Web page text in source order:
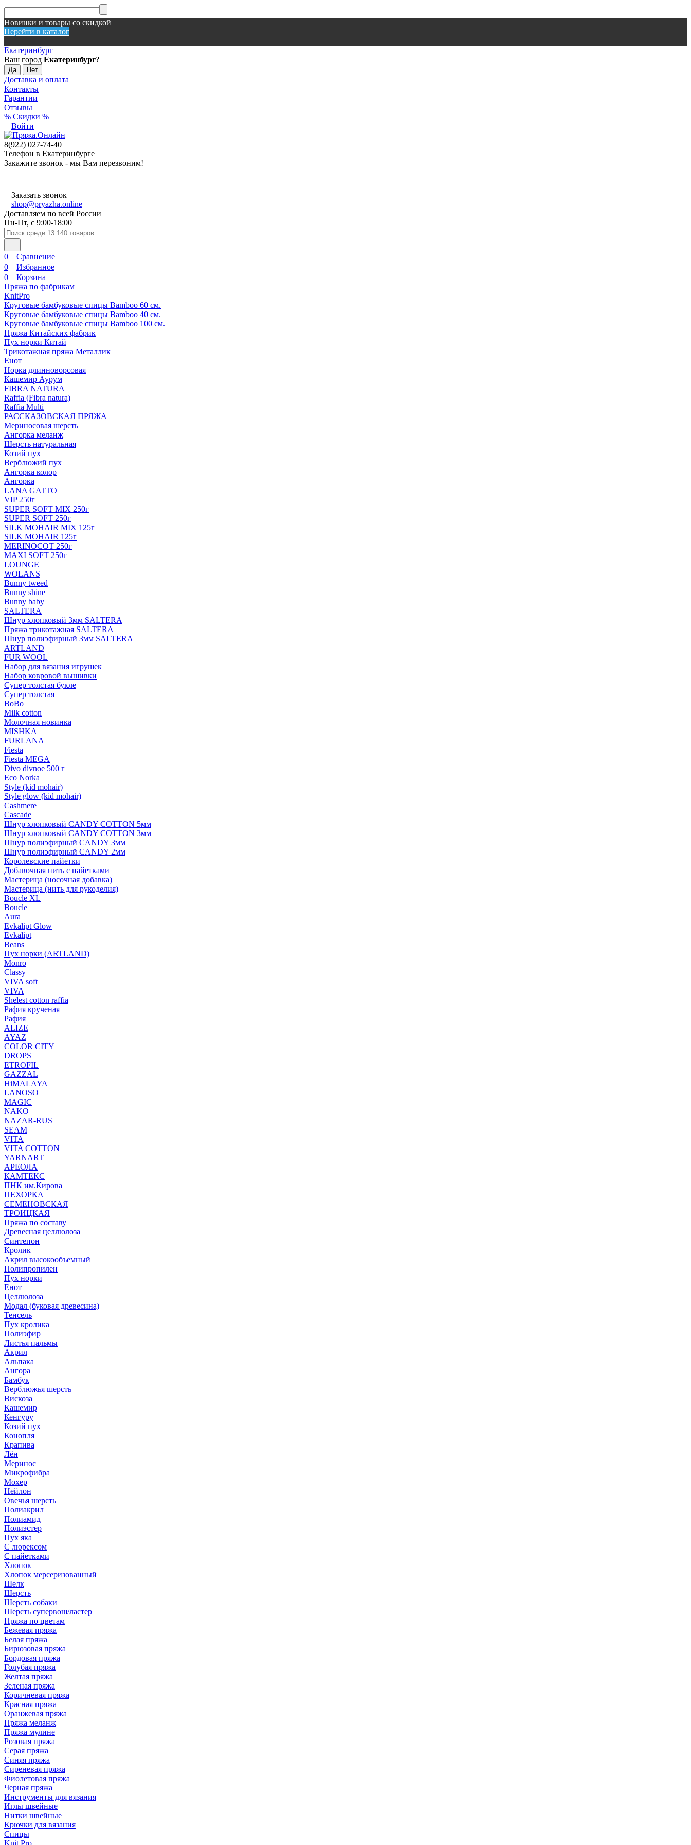
Новинки и товары со скидкой
Перейти в каталог
Екатеринбург
Ваш город Екатеринбург?
Доставка и оплата
Контакты
Гарантии
Отзывы
% Скидки %
Войти
8(922) 027-74-40
Телефон в Екатеринбурге
Закажите звонок - мы Вам перезвоним!
Заказать звонок
shop@pryazha.online
Доставляем по всей России
Пн-Пт, с 9:00-18:00
0
Сравнение
0
Избранное
0
Корзина
Пряжа по фабрикам
KnitPro
Круговые бамбуковые спицы Bamboo 60 см.
Круговые бамбуковые спицы Bamboo 40 см.
Круговые бамбуковые спицы Bamboo 100 см.
Пряжа Китайских фабрик
Пух норки Китай
Трикотажная пряжа Металлик
Енот
Норка длинноворсовая
Кашемир Аурум
FIBRA NATURA
Raffia (Fibra natura)
Raffia Multi
РАССКАЗОВСКАЯ ПРЯЖА
Мериносовая шерсть
Ангорка меланж
Шерсть натуральная
Козий пух
Верблюжий пух
Ангорка колор
Ангорка
LANA GATTO
VIP 250г
SUPER SOFT MIX 250г
SUPER SOFT 250г
SILK MOHAIR MIX 125г
SILK MOHAIR 125г
MERINOCOT 250г
MAXI SOFT 250г
LOUNGE
WOLANS
Bunny tweed
Bunny shine
Bunny baby
SALTERA
Шнур хлопковый 3мм SALTERA
Пряжа трикотажная SALTERA
Шнур полиэфирный 3мм SALTERA
ARTLAND
FUR WOOL
Набор для вязания игрушек
Набор ковровой вышивки
Супер толстая букле
Супер толстая
BoBo
Milk cotton
Молочная новинка
MISHKA
FURLANA
Fiesta
Fiesta MEGA
Divo divnoe 500 г
Eco Norka
Style (kid mohair)
Style glow (kid mohair)
Cashmere
Cascade
Шнур хлопковый CANDY COTTON 5мм
Шнур хлопковый CANDY COTTON 3мм
Шнур полиэфирный CANDY 3мм
Шнур полиэфирный CANDY 2мм
Королевские пайетки
Добавочная нить с пайетками
Мастерица (носочная добавка)
Мастерица (нить для рукоделия)
Boucle XL
Boucle
Aura
Evkalipt Glow
Evkalipt
Beans
Пух норки (ARTLAND)
Monro
Classy
VIVA soft
VIVA
Shelest cotton raffia
Рафия крученая
Рафия
ALIZE
AYAZ
COLOR CITY
DROPS
ETROFIL
GAZZAL
HiMALAYA
LANOSO
MAGIC
NAKO
NAZAR-RUS
SEAM
VITA
VITA COTTON
YARNART
АРЕОЛА
КАМТЕКС
ПНК им.Кирова
ПЕХОРКА
СЕМЕНОВСКАЯ
ТРОИЦКАЯ
Пряжа по составу
Древесная целлюлоза
Синтепон
Кролик
Акрил высокообъемный
Полипропилен
Пух норки
Енот
Целлюлоза
Модал (буковая древесина)
Тенсель
Пух кролика
Полиэфир
Листья пальмы
Акрил
Альпака
Ангора
Бамбук
Верблюжья шерсть
Вискоза
Кашемир
Кенгуру
Козий пух
Конопля
Крапива
Лён
Меринос
Микрофибра
Мохер
Нейлон
Овечья шерсть
Полиакрил
Полиамид
Полиэстер
Пух яка
С люрексом
С пайетками
Хлопок
Хлопок мерсеризованный
Шелк
Шерсть
Шерсть собаки
Шерсть супервош/ластер
Пряжа по цветам
Бежевая пряжа
Белая пряжа
Бирюзовая пряжа
Бордовая пряжа
Голубая пряжа
Желтая пряжа
Зеленая пряжа
Коричневая пряжа
Красная пряжа
Оранжевая пряжа
Пряжа меланж
Пряжа мулине
Розовая пряжа
Серая пряжа
Синяя пряжа
Сиреневая пряжа
Фиолетовая пряжа
Черная пряжа
Инструменты для вязания
Иглы швейные
Нитки швейные
Крючки для вязания
Спицы
Knit Pro